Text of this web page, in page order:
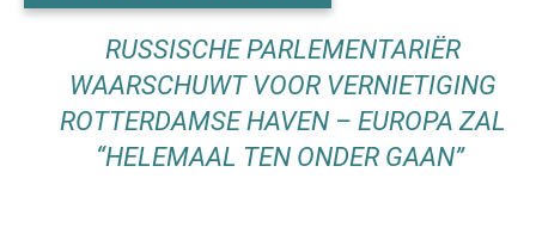
RUSSISCHE PARLEMENTARIËR
WAARSCHUWT VOOR VERNIETIGING
ROTTERDAMSE HAVEN – EUROPA ZAL
“HELEMAAL TEN ONDER GAAN”